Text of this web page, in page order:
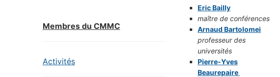
Membres du CMMC
Activités
Eric Bailly
maître de conférences
Arnaud Bartolomei
professeur des
universités
Pierre-Yves
Beaurepaire